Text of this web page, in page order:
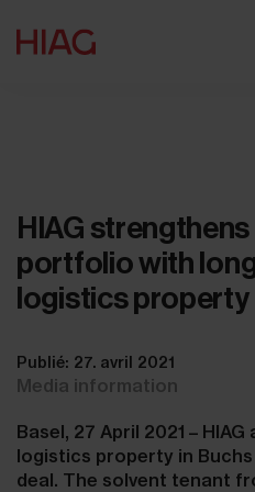
HIAG
portfolio with
logistics property
Publié: 27. avril 2021
Media information
Basel, 27 April 2021 –
logistics property in
deal. The solvent tenant